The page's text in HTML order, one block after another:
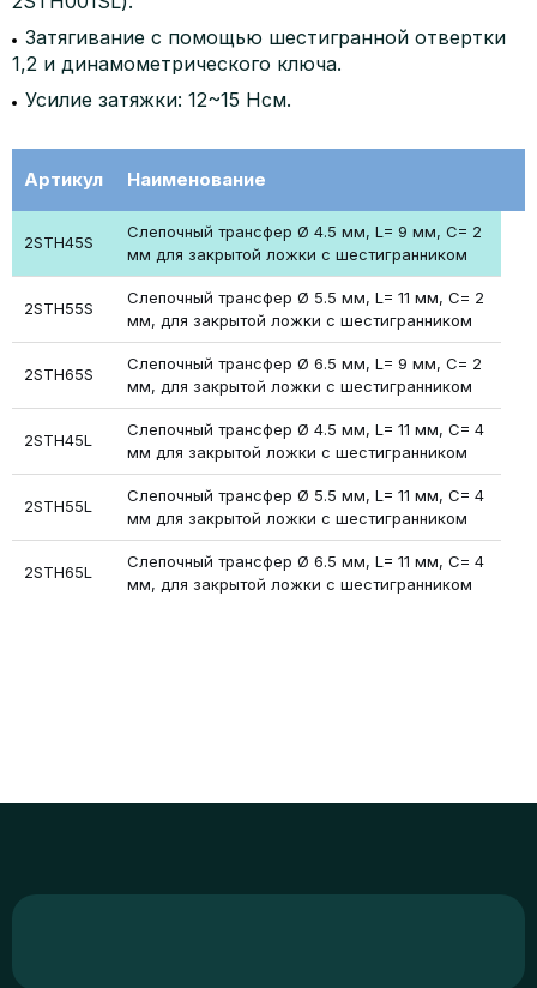
Затягивание с помощью шестигранной отвертки
1,2 и динамометрического ключа.
Усилие затяжки: 12~15 Нсм.
Артикул Наименование
2STH45S
Слепочный трансфер Ø 4.5 мм, L= 9 мм, C= 2
мм для закрытой ложки с шестигранником
2STH55S
Слепочный трансфер Ø 5.5 мм, L= 11 мм, С= 2
мм, для закрытой ложки с шестигранником
2STH65S
Слепочный трансфер Ø 6.5 мм, L= 9 мм, С= 2
мм, для закрытой ложки с шестигранником
2STH45L
Слепочный трансфер Ø 4.5 мм, L= 11 мм, C= 4
мм для закрытой ложки с шестигранником
2STH55L
Слепочный трансфер Ø 5.5 мм, L= 11 мм, C= 4
мм для закрытой ложки с шестигранником
2STH65L
Слепочный трансфер Ø 6.5 мм, L= 11 мм, С= 4
мм, для закрытой ложки с шестигранником